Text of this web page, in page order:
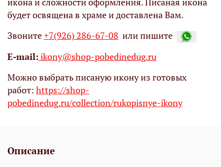
икона и сложности оформления. Писаная икона
будет освящена в храме и доставлена Вам.
Звоните+7(926) 286-67-08 или пишите
Е-mail: ikony@shop-pobedinedug.ru
Можно выбрать писаную икону из готовых
работ: https://shop-
pobedinedug.ru/collection/rukopisnye-ikony
Описание